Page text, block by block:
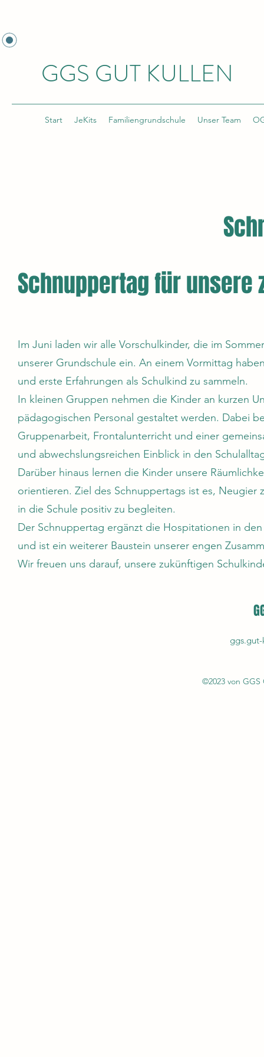
GGS GUT KULLEN
Start JeKits Familiengrundschule Unser Team
Schnuppertag für
Im Juni laden wir alle Vorschulkinder, die im
unserer Grundschule ein. An einem Vormittag
und erste Erfahrungen als Schulkind zu sammeln.
In kleinen Gruppen nehmen die Kinder an kurzen
pädagogischen Personal gestaltet werden. Dabei
Gruppenarbeit, Frontalunterricht und einer
und abwechslungsreichen Einblick in den
Darüber hinaus lernen die Kinder unsere
orientieren. Ziel des Schnuppertags ist es,
in die Schule positiv zu begleiten.
Der Schnuppertag ergänzt die Hospitationen in
und ist ein weiterer Baustein unserer engen
Wir freuen uns darauf, unsere zukünftigen
©2023 von